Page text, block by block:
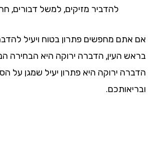
להדביר מזיקים, למשל דבורים,
אם אתם מחפשים פתרון בטוח ויעיל
בראש העין, הדברה ירוקה היא הבחירה
הדברה ירוקה היא פתרון יעיל שמגן על
ובריאותכם.